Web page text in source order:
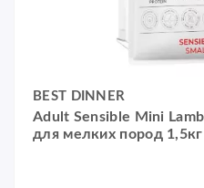
BEST DINNER
Adult Sensible Mini
для мелких пород 1,5кг